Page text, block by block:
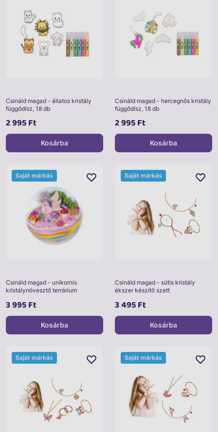
Csináld magad - állatos kristály
függődísz, 18 db
2 995 Ft
Kosárba
Csináld magad - hercegnős kristály
függődísz, 18 db
2 995 Ft
Kosárba
Csináld magad - unikornis
kristálynövesztő terrárium
3 995 Ft
Saját márkás
Kosárba
Csináld magad - sütis kristály
ékszer készítő szett
3 495 Ft
Saját márkás
Kosárba
Saját márkás Saját márkás